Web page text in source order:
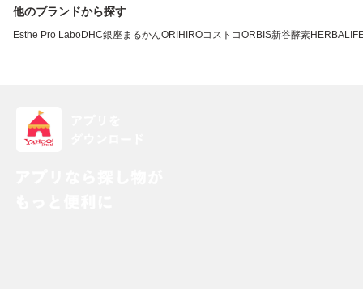
他のブランドから探す
Esthe Pro LaboDHC銀座まるかんORIHIROコストコORBIS新谷酵素